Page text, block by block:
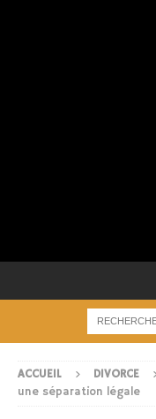
ACCUEIL DIVORCE
une séparation légale